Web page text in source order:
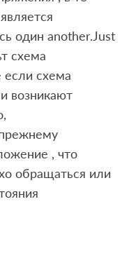
один another.Just
схема
схема
возникают
, что
обращаться или